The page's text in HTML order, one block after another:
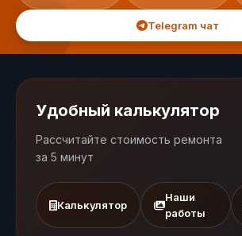
Telegram чат
Удобный калькулятор
Рассчитайте стоимость ремонта
за 5 минут
Калькулятор
Наши
работы